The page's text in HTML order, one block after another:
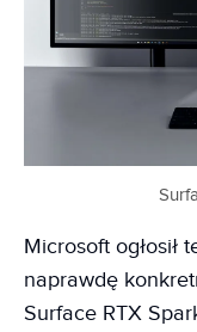
Microsoft ogłosił
naprawdę
Surface RTX